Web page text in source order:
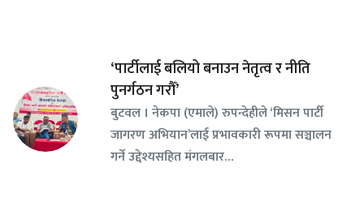
‘पार्टीलाई बलियो बनाउन नेतृत्व र नीति
पुनर्गठन गरौँ’
बुटवल । नेकपा (एमाले) रुपन्देहीले ‘मिसन पार्टी
जागरण अभियान’लाई प्रभावकारी रूपमा सञ्चालन
गर्ने उद्देश्यसहित मंगलबार…